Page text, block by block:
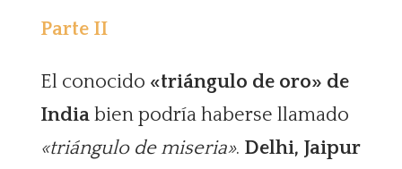
Parte II
El conocido «triángulo de oro» de
Indiabien podría haberse llamado
«triángulo de miseria». Delhi, Jaipur